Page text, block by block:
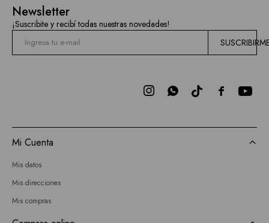
Newsletter
¡Suscribite y recibí todas nuestras novedades!

 
Mi Cuenta
Mis datos
Mis direcciones
Mis compras